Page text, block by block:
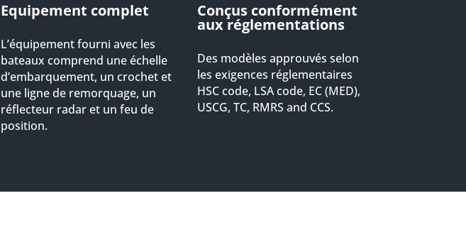
Equipement complet
L’équipement fourni avec les
bateaux comprend une échelle
d’embarquement, un crochet et
une ligne de remorquage, un
réflecteur radar et un feu de
position.
Conçus conformément
aux réglementations
Des modèles approuvés selon
les exigences réglementaires
HSC code, LSA code, EC (MED),
USCG, TC, RMRS and CCS.